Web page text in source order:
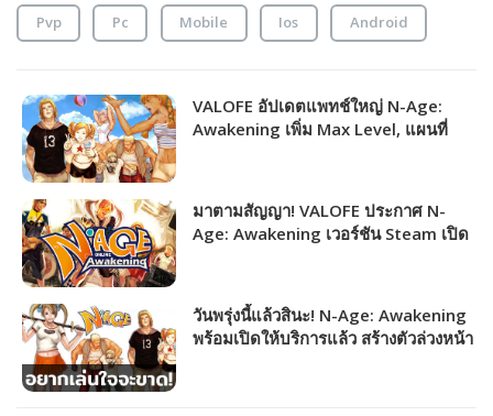
Pvp Pc Mobile Ios Android
VALOFE อัปเดตแพทช์ใหญ่ N-Age:
Awakening เพิ่ม Max Level, แผนที่
มาตามสัญญา! VALOFE ประกาศ N-
Age: Awakening เวอร์ชัน Steam เปิด
วันพรุ่งนี้แล้วสินะ! N-Age: Awakening
พร้อมเปิดให้บริการแล้ว สร้างตัวล่วงหน้า